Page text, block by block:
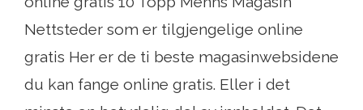
Nettsteder som er tilgjengelige online
gratis Her er de ti beste magasinwebsidene
du kan fange online gratis. Eller i det